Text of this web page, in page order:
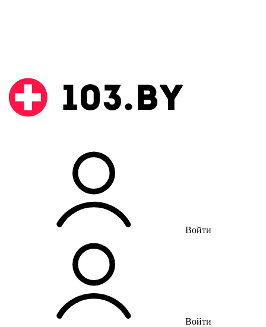
Войти
Войти